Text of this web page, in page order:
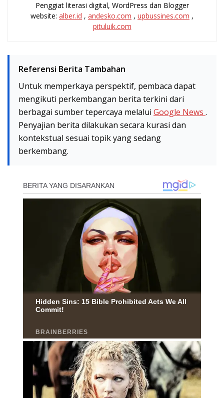
Penggiat literasi digital, WordPress dan Blogger
website: alber.id , andesko.com , upbussines.com ,
pituluik.com
Referensi Berita Tambahan
Untuk memperkaya perspektif, pembaca dapat
mengikuti perkembangan berita terkini dari
berbagai sumber tepercaya melalui Google News .
Penyajian berita dilakukan secara kurasi dan
kontekstual sesuai topik yang sedang
berkembang.